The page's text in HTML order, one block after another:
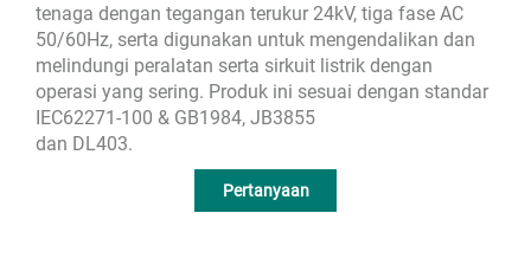
tenaga dengan tegangan terukur 24kV, tiga fase AC
50/60Hz, serta digunakan untuk mengendalikan dan
melindungi peralatan serta sirkuit listrik dengan
operasi yang sering. Produk ini sesuai dengan standar
IEC62271-100 & GB1984, JB3855
dan DL403.
Pertanyaan